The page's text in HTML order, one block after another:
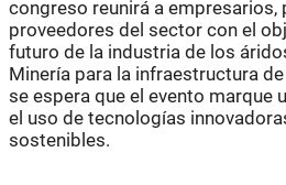
congreso reunirá a empresarios,
proveedores del sector con el
futuro de la industria de los
Minería para la infraestructura
se espera que el evento marque
el uso de tecnologías
sostenibles.